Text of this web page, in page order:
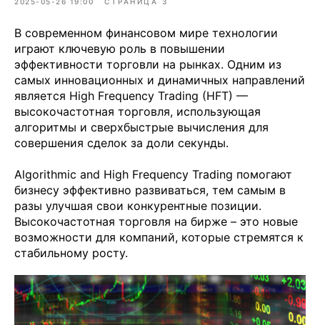
В современном финансовом мире технологии
играют ключевую роль в повышении
эффективности торговли на рынках. Одним из
самых инновационных и динамичных направлений
является High Frequency Trading (HFT) —
высокочастотная торговля, использующая
алгоритмы и сверхбыстрые вычисления для
совершения сделок за доли секунды.
Algorithmic and High Frequency Trading помогают
бизнесу эффективно развиваться, тем самым в
разы улучшая свои конкурентные позиции.
Высокочастотная торговля на бирже – это новые
возможности для компаний, которые стремятся к
стабильному росту.